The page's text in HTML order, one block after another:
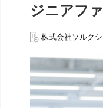
ジニアフ
株式会社ソルク